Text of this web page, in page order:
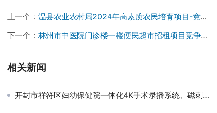
上一个： 温县农业农村局2024年高素质农民培育项目-竞争性磋商公告￼
下一个： 林州市中医院门诊楼一楼便民超市招租项目竞争性磋商公告￼
相关新闻
开封市祥符区妇幼保健院一体化4K手术录播系统、磁刺激化仪采购项目招标公告